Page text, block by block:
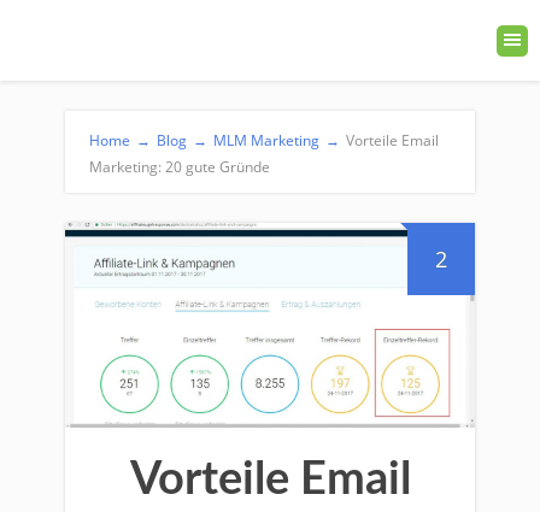
Home → Blog → MLM Marketing → Vorteile Email
Marketing: 20 gute Gründe
2
Vorteile Email